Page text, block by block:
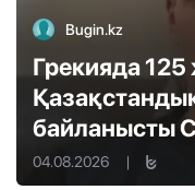
Bugin.kz
Грекияда 125
байланысты
04.08.2026 |